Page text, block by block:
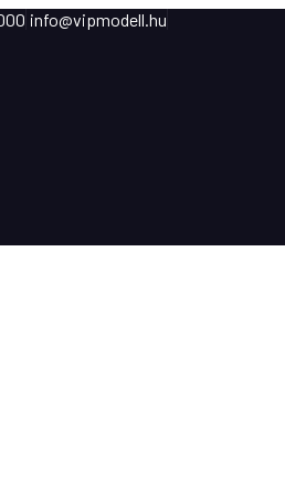
info@vipmodell.hu